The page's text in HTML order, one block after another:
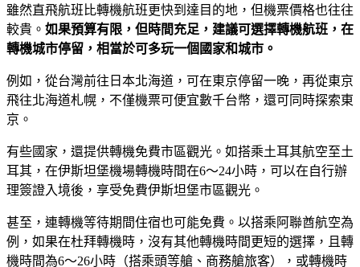
雖然直飛航班比轉機航班更快到達目的地，但機票價格也往往
較貴。 如果預算有限，但時間充足，建議可選擇轉機航班，在
轉機城市停留，相當於可多玩一個國家和城市。
例如，從台灣前往日本北海道，可在東京停留一晚，再從東京
飛往北海道札幌，不僅機票可便宜數千台幣，還可同時探索東
京。
有些國家，還提供轉機免費市區觀光。如搭乘土耳其航空至土
耳其，在伊斯坦堡機場轉機時間在6～24小時，可以在自行辦
理簽證入境後，享受免費伊斯坦堡市區觀光。
甚至，連轉機等待期間住宿也可能免費。以搭乘阿聯酋航空為
例，如果在杜拜轉機時，沒有其他轉機時間更短的選擇，且轉
機時間為6～26小時（搭乘頭等艙、商務艙旅客），或轉機時